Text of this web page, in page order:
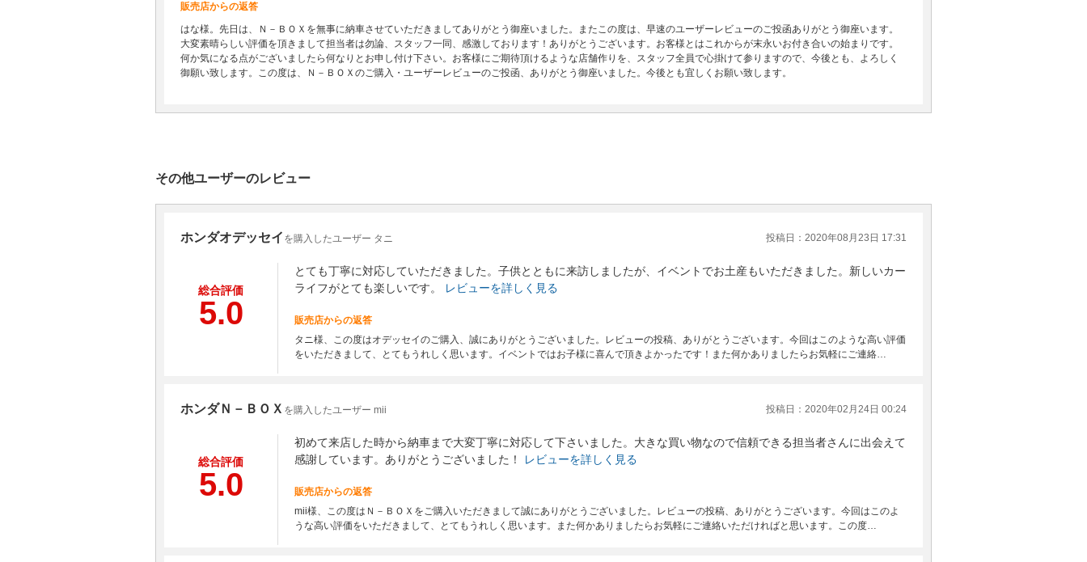
販売店からの返答
はな様。先日は、Ｎ－ＢＯＸを無事に納車させていただきましてありがとう御座いました。またこの度は、早速のユーザーレビューのご投函ありがとう御座います。
大変素晴らしい評価を頂きまして担当者は勿論、スタッフ一同、感激しております！ありがとうございます。お客様とはこれからが末永いお付き合いの始まりです。
何か気になる点がございましたら何なりとお申し付け下さい。お客様にご期待頂けるような店舗作りを、スタッフ全員で心掛けて参りますので、今後とも、よろしく
御願い致します。この度は、Ｎ－ＢＯＸのご購入・ユーザーレビューのご投函、ありがとう御座いました。今後とも宜しくお願い致します。
その他ユーザーのレビュー
ホンダオデッセイ を購入したユーザー タニ 投稿日：2020年08月23日 17:31
総合評価
5.0
とても丁寧に対応していただきました。子供とともに来訪しましたが、イベントでお土産もいただきました。新しいカー
ライフがとても楽しいです。
レビューを詳しく見る
販売店からの返答
タニ様、この度はオデッセイのご購入、誠にありがとうございました。レビューの投稿、ありがとうございます。今回はこのような高い評価
をいただきまして、とてもうれしく思います。イベントではお子様に喜んで頂きよかったです！また何かありましたらお気軽にご連絡…
ホンダＮ－ＢＯＸ を購入したユーザー mii 投稿日：2020年02月24日 00:24
総合評価
5.0
初めて来店した時から納車まで大変丁寧に対応して下さいました。大きな買い物なので信頼できる担当者さんに出会えて
感謝しています。ありがとうございました！
レビューを詳しく見る
販売店からの返答
mii様、この度はＮ－ＢＯＸをご購入いただきまして誠にありがとうございました。レビューの投稿、ありがとうございます。今回はこのよ
うな高い評価をいただきまして、とてもうれしく思います。また何かありましたらお気軽にご連絡いただければと思います。この度…